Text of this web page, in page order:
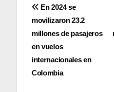
de
entradas
En 2024 se
movilizaron 23.2
millones de pasajeros
en vuelos
internacionales en
Colombia